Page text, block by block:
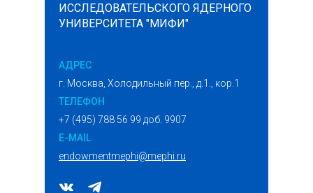
ИССЛЕДОВАТЕЛЬСКОГО ЯДЕРНОГО
УНИВЕРСИТЕТА "МИФИ"
АДРЕС
г. Москва, Холодильный пер., д.1., кор.1
ТЕЛЕФОН
+7 (495) 788 56 99 доб. 9907
E-MAIL
endowmentmephi@mephi.ru